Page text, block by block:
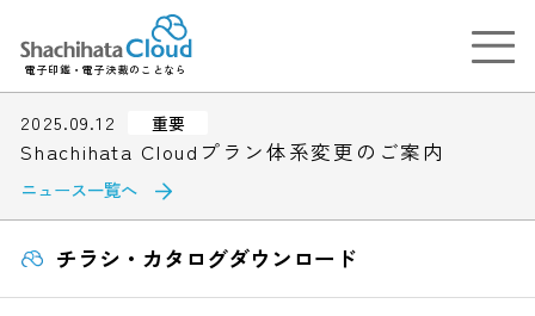
電子印鑑・電子決裁のことなら
2025.09.12 重要
Shachihata Cloudプラン体系変更のご案内
ニュース一覧へ
チラシ・カタログダウンロード